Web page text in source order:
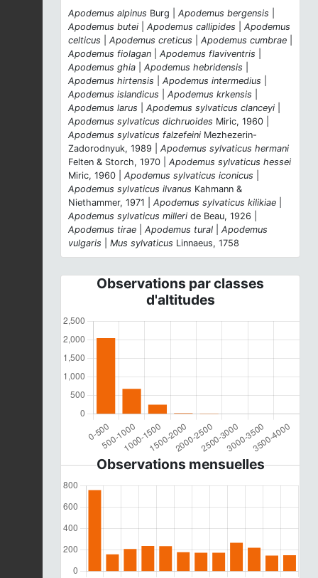
Apodemus alpinus Burg | Apodemus bergensis
Apodemus butei
Apodemus callipides
Apodemus
celticus
Apodemus creticus Apodemus cumbrae
Apodemus fiolagan
Apodemus flaviventris
Apodemus ghia
Apodemus hebridensis
Apodemus hirtensis
Apodemus intermedius
Apodemus islandicus
Apodemus krkensis
Apodemus larus
Apodemus sylvaticus clanceyi
Apodemus sylvaticus dichruoides Miric, 1960 |
Apodemus sylvaticus falzefeini Mezhezerin-
Zadorodnyuk, 1989 | Apodemus sylvaticus hermani
Felten & Storch, 1970 | Apodemus sylvaticus hessei
Miric, 1960 | Apodemus sylvaticus iconicus
Apodemus sylvaticus ilvanus Kahmann &
Niethammer, 1971 | Apodemus sylvaticus kilikiae
Apodemus sylvaticus milleri de Beau, 1926 |
Apodemus tirae
Apodemus tural
Apodemus
vulgaris
Mus sylvaticus Linnaeus, 1758
Observations par classes
d'altitudes
Observations mensuelles